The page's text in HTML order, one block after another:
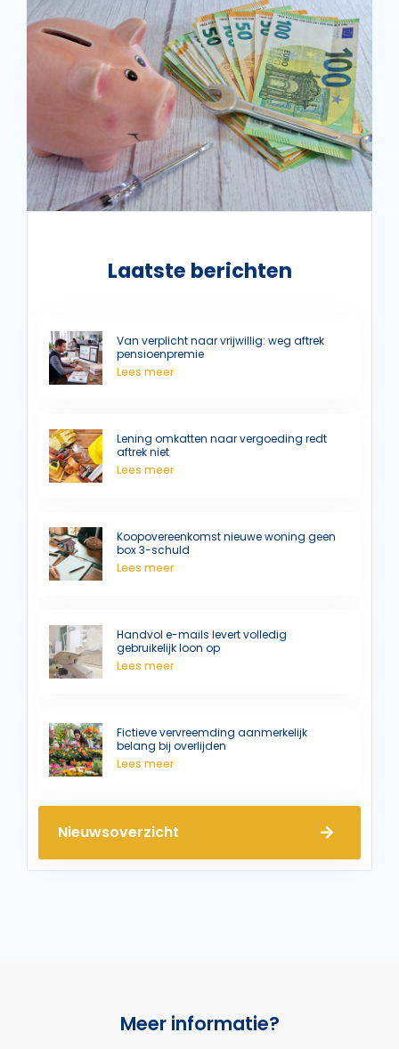
Laatste berichten
Van verplicht naar vrijwillig: weg aftrek
pensioenpremie
Lees meer
Lening omkatten naar vergoeding redt
aftrek niet
Lees meer
Koopovereenkomst nieuwe woning geen
box 3-schuld
Lees meer
Handvol e-mails levert volledig
gebruikelijk loon op
Lees meer
Fictieve vervreemding aanmerkelijk
belang bij overlijden
Lees meer
Nieuwsoverzicht
Meer informatie?